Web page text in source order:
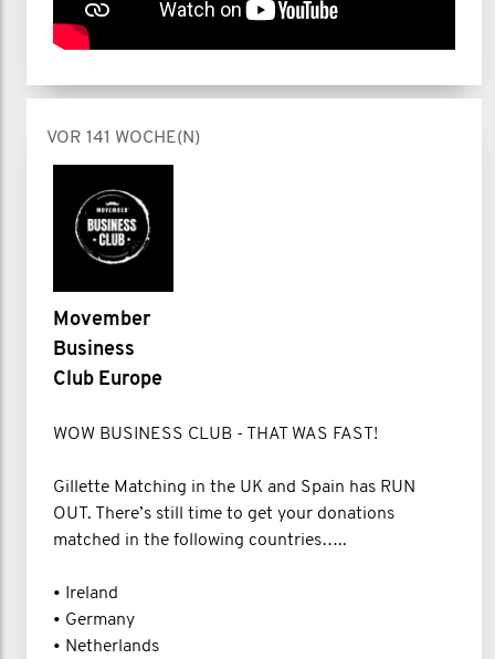
VOR 141 WOCHE(N)
Movember
Business
Club Europe
WOW BUSINESS CLUB - THAT WAS FAST!
Gillette Matching in the UK and Spain has RUN
OUT. There’s still time to get your donations
matched in the following countries…..
• Ireland
• Germany
• Netherlands